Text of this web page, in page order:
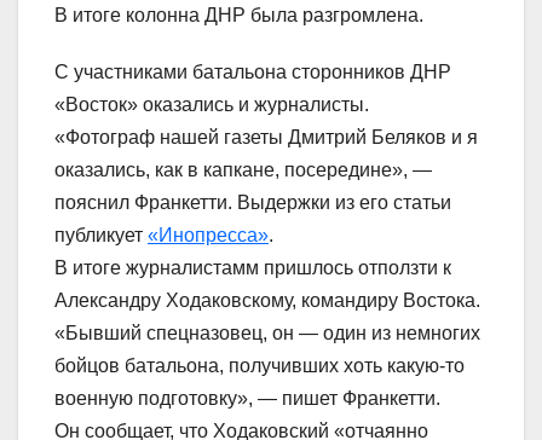
В итоге колонна ДНР была разгромлена.
С участниками батальона сторонников ДНР
«Восток» оказались и журналисты.
«Фотограф нашей газеты Дмитрий Беляков и я
оказались, как в капкане, посередине», —
пояснил Франкетти. Выдержки из его статьи
публикует «Инопресса».
В итоге журналистамм пришлось отползти к
Александру Ходаковскому, командиру Востока.
«Бывший спецназовец, он — один из немногих
бойцов батальона, получивших хоть какую-то
военную подготовку», — пишет Франкетти.
Он сообщает, что Ходаковский «отчаянно